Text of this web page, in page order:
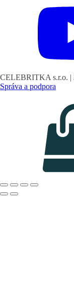
CELEBRITKA s.r.o. |
Správa a podpora